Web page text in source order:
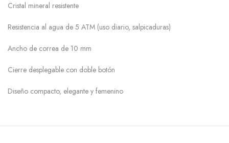
Cristal mineral resistente
Resistencia al agua de 5 ATM (uso diario, salpicaduras)
Ancho de correa de 10 mm
Cierre desplegable con doble botón
Diseño compacto, elegante y femenino